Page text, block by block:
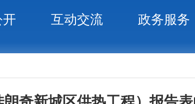
热工程）报告表的批复
、保护与治理